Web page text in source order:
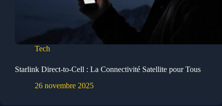
Tech
Starlink Direct-to-Cell : La Connectivité Satellite pour Tous
26 novembre 2025